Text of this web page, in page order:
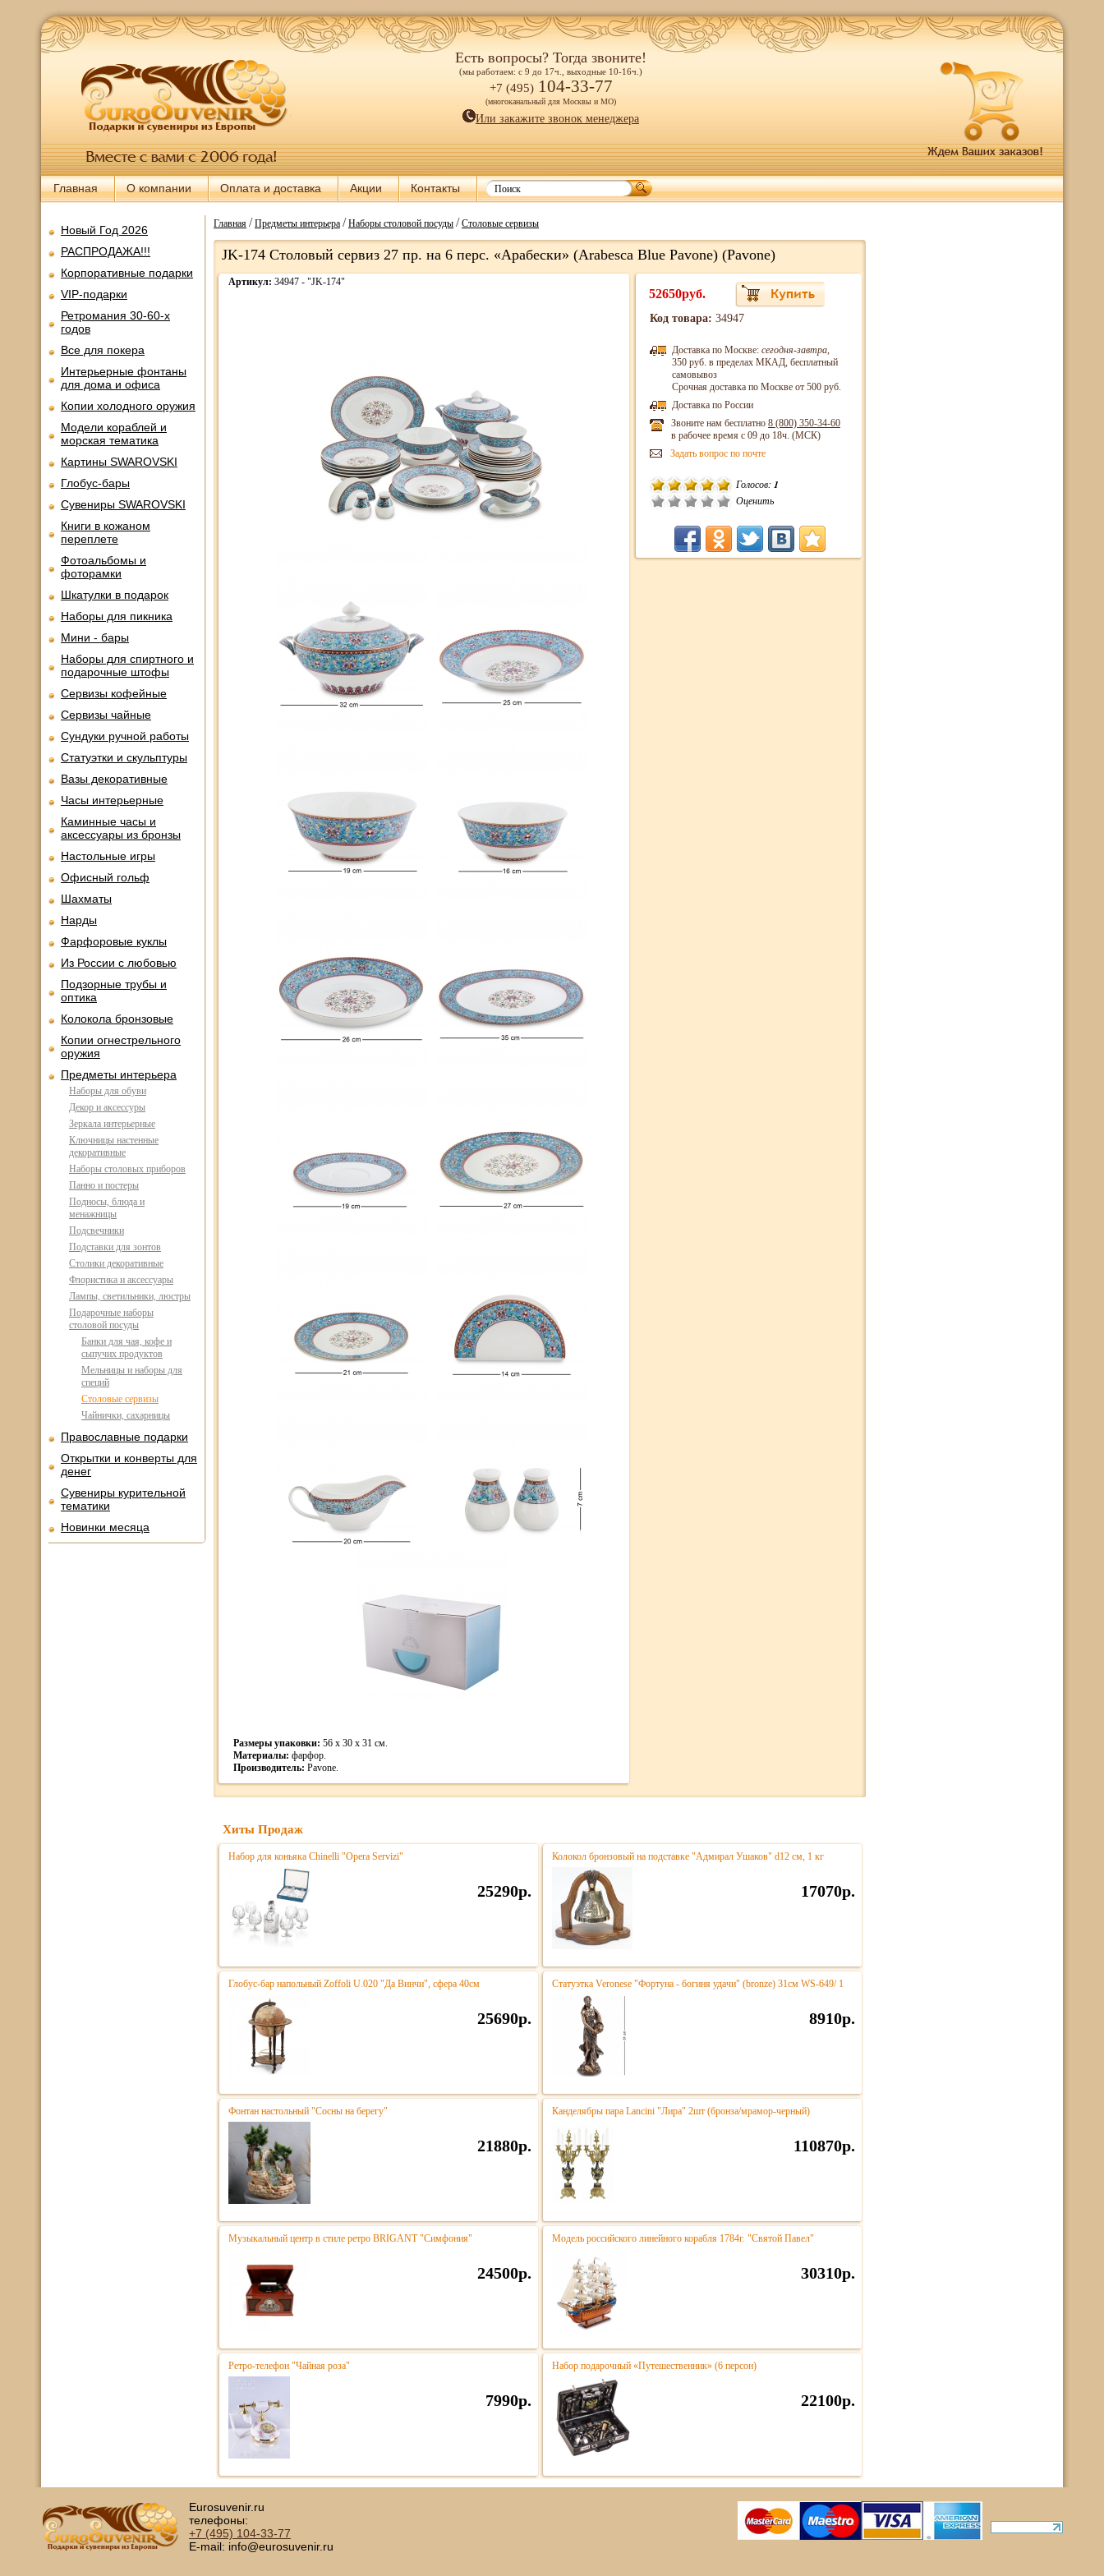
Есть вопросы? Тогда звоните!
(мы работаем: с 9 до 17ч., выходные 10-16ч.)
+7 (495) 104-33-77
(многоканальный для Москвы и МО)
Или закажите звонок менеджера
Главная О компании Оплата и доставка Акции Контакты
Новый Год 2026
РАСПРОДАЖА!!!
Корпоративные подарки
VIP-подарки
Ретромания 30-60-х
годов
Все для покера
Интерьерные фонтаны
для дома и офиса
Копии холодного оружия
Модели кораблей и
морская тематика
Картины SWAROVSKI
Глобус-бары
Сувениры SWAROVSKI
Книги в кожаном
переплете
Фотоальбомы и
фоторамки
Шкатулки в подарок
Наборы для пикника
Мини - бары
Наборы для спиртного и
подарочные штофы
Сервизы кофейные
Сервизы чайные
Сундуки ручной работы
Статуэтки и скульптуры
Вазы декоративные
Часы интерьерные
Каминные часы и
аксессуары из бронзы
Настольные игры
Офисный гольф
Шахматы
Нарды
Фарфоровые куклы
Из России с любовью
Подзорные трубы и
оптика
Колокола бронзовые
Копии огнестрельного
оружия
Предметы интерьера
Наборы для обуви
Декор и аксессуры
Зеркала интерьерные
Ключницы настенные
декоративные
Наборы столовых приборов
Панно и постеры
Подносы, блюда и
менажницы
Подсвечники
Подставки для зонтов
Столики декоративные
Флористика и аксессуары
Лампы, светильники, люстры
Подарочные наборы
столовой посуды
Банки для чая, кофе и
сыпучих продуктов
Мельницы и наборы для
специй
Столовые сервизы
Чайнички, сахарницы
Православные подарки
Открытки и конверты для
денег
Сувениры курительной
тематики
Новинки месяца
Главная/Предметы интерьера/Наборы столовой посуды/Столовые сервизы
JK-174 Столовый сервиз 27 пр. на 6 перс. «Арабески» (Arabesca Blue Pavone) (Pavone)
Артикул: 34947 - "JK-174"
Размеры упаковки: 56 x 30 x 31 см.
Материалы: фарфор.
Производитель: Pavone.
52650руб.
Код товара: 34947
Доставка по Москве: сегодня-завтра,
350 руб. в пределах МКАД, бесплатный
самовывоз
Срочная доставка по Москве от 500 руб.
Доставка по России
Звоните нам бесплатно 8 (800) 350-34-60
в рабочее время с 09 до 18ч. (МСК)
Задать вопрос по почте
Голосов: 1
Оценить
Хиты Продаж
Набор для коньяка Chinelli "Opera Servizi"
25290р.
Колокол бронзовый на подставке "Адмирал Ушаков" d12 см, 1 кг
17070р.
Глобус-бар напольный Zoffoli U.020 "Да Винчи", сфера 40см
25690р.
Статуэтка Veronese "Фортуна - богиня удачи" (bronze) 31см WS-649/ 1
8910р.
Фонтан настольный "Сосны на берегу"
21880р.
Канделябры пара Lancini "Лира" 2шт (бронза/мрамор-черный)
110870р.
Музыкальный центр в стиле ретро BRIGANT "Симфония"
24500р.
Модель российского линейного корабля 1784г. "Святой Павел"
30310р.
Ретро-телефон "Чайная роза"
7990р.
Набор подарочный «Путешественник» (6 персон)
22100р.
Eurosuvenir.ru
телефоны:
+7 (495) 104-33-77
E-mail: info@eurosuvenir.ru